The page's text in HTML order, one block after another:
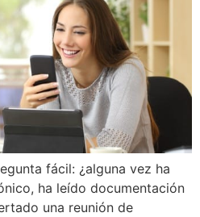
fácil: ¿alguna vez ha
ha leído documentación
una reunión de